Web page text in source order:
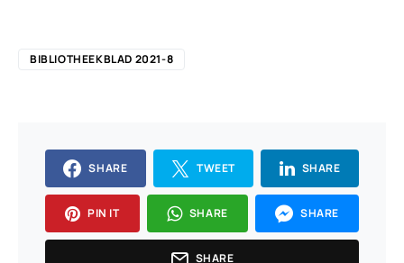
BIBLIOTHEEKBLAD 2021-8
SHARE TWEET SHARE
PIN IT SHARE SHARE
SHARE